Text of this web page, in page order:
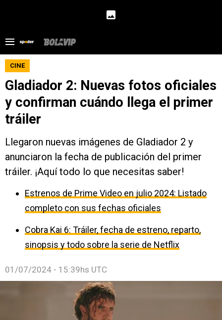
CINE
Gladiador 2: Nuevas fotos oficiales
y confirman cuándo llega el primer
tráiler
Llegaron nuevas imágenes de Gladiador 2 y
anunciaron la fecha de publicación del primer
tráiler. ¡Aquí todo lo que necesitas saber!
Estrenos de Prime Video en julio 2024: Listado
completo con sus fechas oficiales
Cobra Kai 6: Tráiler, fecha de estreno, reparto,
sinopsis y todo sobre la serie de Netflix
01/07/2024 - 15:39hs UTC